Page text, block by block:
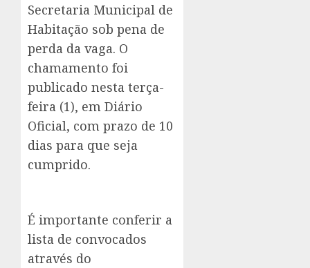
Secretaria Municipal de
Habitação sob pena de
perda da vaga. O
chamamento foi
publicado nesta terça-
feira (1), em Diário
Oficial, com prazo de 10
dias para que seja
cumprido.
É importante conferir a
lista de convocados
através do